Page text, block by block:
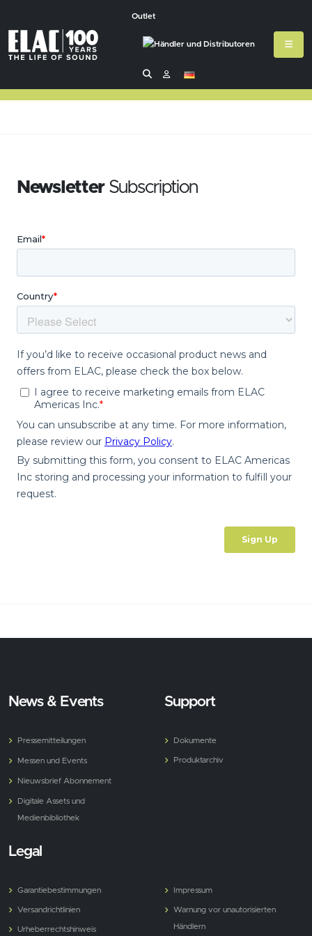
Outlet
NewsletterSubscription
News & Events
Pressemitteilungen
Messen und Events
Nieuwsbrief Abonnement
Digitale Assets und
Medienbibliothek
Support
Dokumente
Produktarchiv
Legal
Garantiebestimmungen
Versandrichtlinien
Urheberrechtshinweis
Impressum
Warnung vor unautorisierten
Händlern